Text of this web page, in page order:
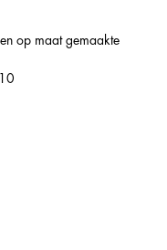
op maat gemaakte